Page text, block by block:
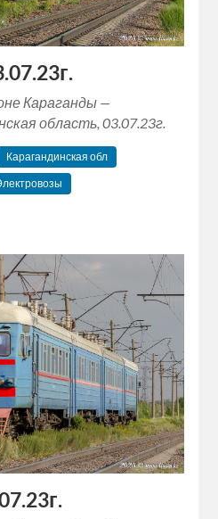
Караганды —
область, 03.07.23г.
Карагандинская обл